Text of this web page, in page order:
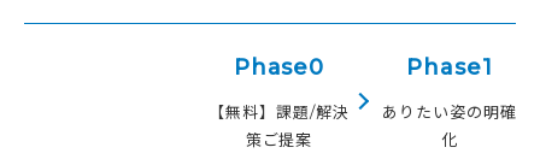
Phase0
【無料】課題/解決
策ご提案
Phase1
ありたい姿の明確
化